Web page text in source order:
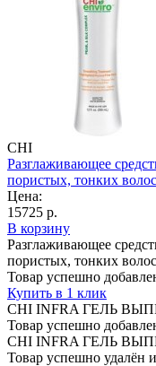
CHI
Разглаживающее
пористых, тонких
Цена:
15725 р.
В корзину
Разглаживающее
пористых, тонких
Товар успешно
Купить в 1 клик
CHI INFRA ГЕЛЬ
Товар успешно
CHI INFRA ГЕЛЬ
Товар успешно удалён